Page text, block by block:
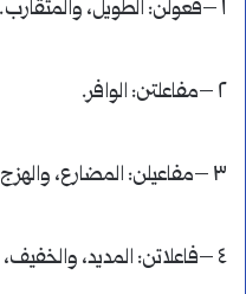
١ –فعولن: الطويل، والمتقارب.
٢ –مفاعلتن: الوافر.
٣ –مفاعيلن: المضارع، والهزج.
٤ –فاعلاتن: المديد، والخفيف، والرمل.